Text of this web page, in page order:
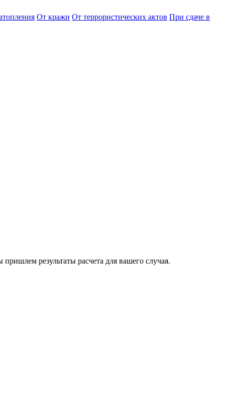
От кражи От террористических актов При сдаче в
результаты расчета для вашего случая.